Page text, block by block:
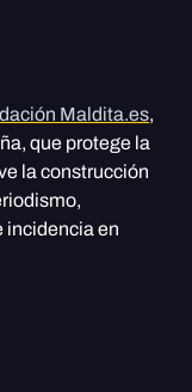
Maldita.es,
que protege la
la construcción
incidencia en